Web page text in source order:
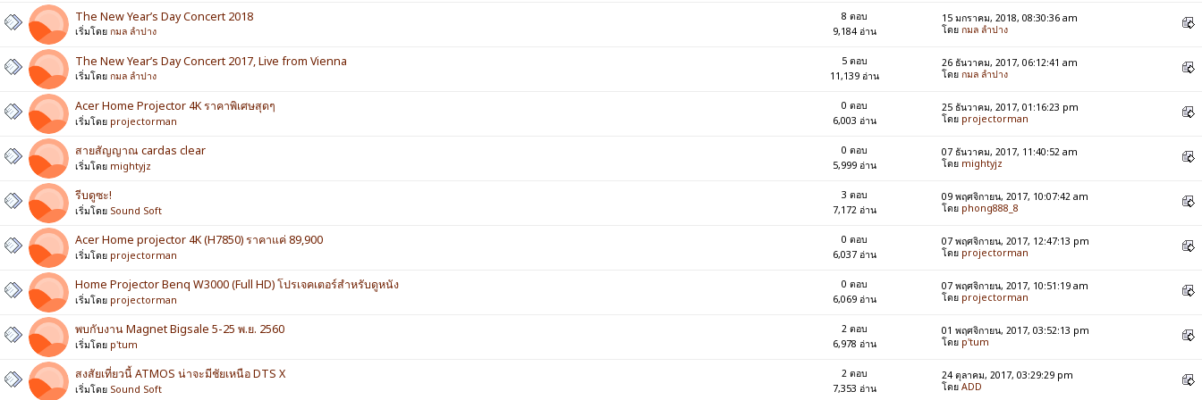
The New Year’s Day Concert 2018
เริ่มโดย กมล ลำปาง
8 ตอบ
9,184 อ่าน
15 มกราคม, 2018, 08:30:36 am
โดย กมล ลำปาง
The New Year’s Day Concert 2017, Live from Vienna
เริ่มโดย กมล ลำปาง
5 ตอบ
11,139 อ่าน
26 ธันวาคม, 2017, 06:12:41 am
โดย กมล ลำปาง
Acer Home Projector 4K ราคาพิเศษสุดๆ
เริ่มโดย projectorman
0 ตอบ
6,003 อ่าน
25 ธันวาคม, 2017, 01:16:23 pm
โดย projectorman
สายสัญญาณ cardas clear
เริ่มโดย mightyjz
0 ตอบ
5,999 อ่าน
07 ธันวาคม, 2017, 11:40:52 am
โดย mightyjz
รีบดูซะ!
เริ่มโดย Sound Soft
3 ตอบ
7,172 อ่าน
09 พฤศจิกายน, 2017, 10:07:42 am
โดย phong888_8
Acer Home projector 4K (H7850) ราคาแค่ 89,900
เริ่มโดย projectorman
0 ตอบ
6,037 อ่าน
07 พฤศจิกายน, 2017, 12:47:13 pm
โดย projectorman
Home Projector Benq W3000 (Full HD) โปรเจคเตอร์สำหรับดูหนัง
เริ่มโดย projectorman
0 ตอบ
6,069 อ่าน
07 พฤศจิกายน, 2017, 10:51:19 am
โดย projectorman
พบกับงาน Magnet Bigsale 5-25 พ.ย. 2560
เริ่มโดย p'tum
2 ตอบ
6,978 อ่าน
01 พฤศจิกายน, 2017, 03:52:13 pm
โดย p'tum
สงสัยเที่ยวนี้ ATMOS น่าจะมีชัยเหนือ DTS X
เริ่มโดย Sound Soft
2 ตอบ
7,353 อ่าน
24 ตุลาคม, 2017, 03:29:29 pm
โดย ADD